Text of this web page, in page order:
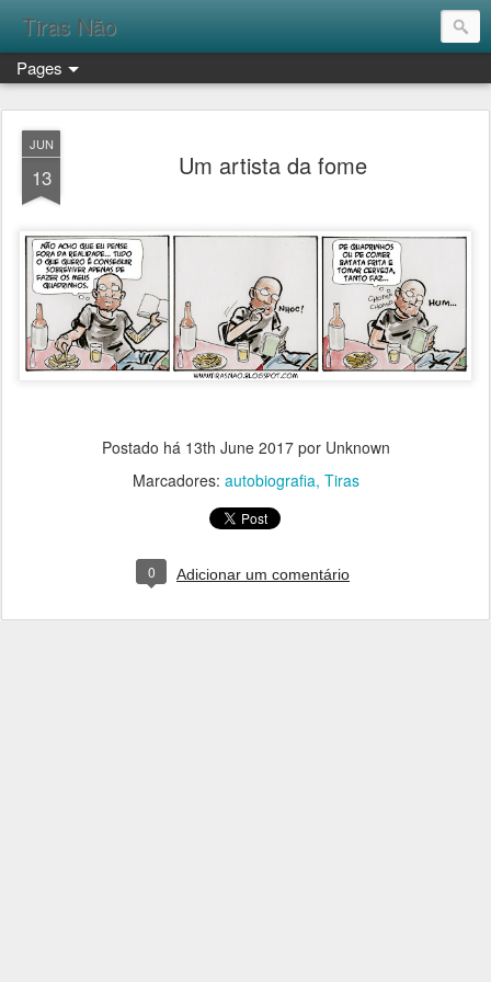
Tiras Não
Pages
JUN
13 Um artista da fome
Postado há 13th June 2017por Unknown
Marcadores: autobiografia Tiras
0 Adicionar um comentário